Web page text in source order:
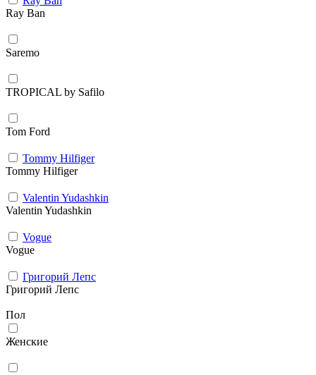
Ray Ban
Saremo
TROPICAL by Safilo
Tom Ford
Tommy Hilfiger
Tommy Hilfiger
Valentin Yudashkin
Valentin Yudashkin
Vogue
Vogue
Григорий Лепс
Григорий Лепс
Пол
Женские